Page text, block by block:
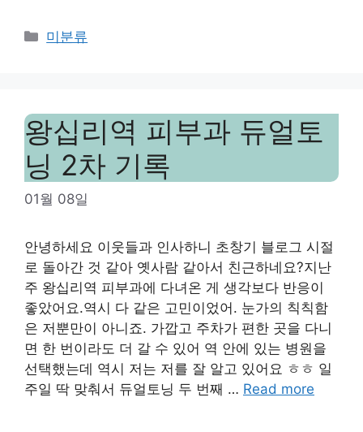
Categories
미분류
왕십리역 피부과 듀얼토
닝 2차 기록
01월 08일
안녕하세요 이웃들과 인사하니 초창기 블로그 시절
로 돌아간 것 같아 옛사람 같아서 친근하네요?지난
주 왕십리역 피부과에 다녀온 게 생각보다 반응이
좋았어요.역시 다 같은 고민이었어. 눈가의 칙칙함
은 저뿐만이 아니죠. 가깝고 주차가 편한 곳을 다니
면 한 번이라도 더 갈 수 있어 역 안에 있는 병원을
선택했는데 역시 저는 저를 잘 알고 있어요 ㅎㅎ 일
주일 딱 맞춰서 듀얼토닝 두 번째 … Read more